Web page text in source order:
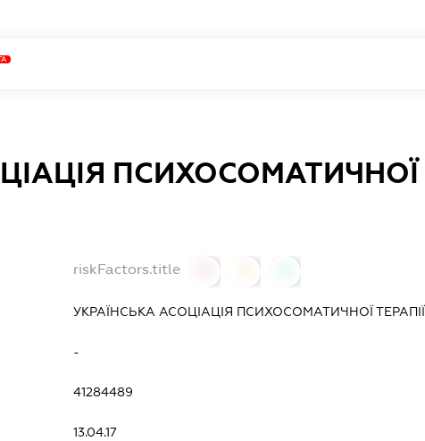
ПСИХОСОМАТИЧНОЇ
riskFactors.title
УКРАЇНСЬКА АСОЦІАЦІЯ ПСИХОСОМАТИЧНОЇ ТЕРАПІЇ
-
41284489
13.04.17